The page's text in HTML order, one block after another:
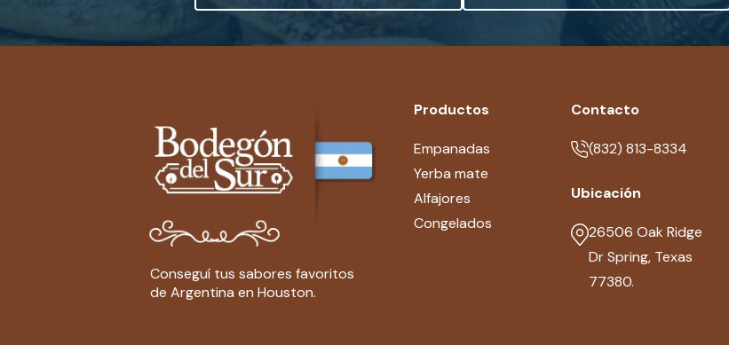
Conseguí tus sabores favoritos
de Argentina en Houston.
Productos
Empanadas
Yerba mate
Alfajores
Congelados
Contacto
(832) 813-8334
Ubicación
26506 Oak Ridge
Dr Spring, Texas
77380.